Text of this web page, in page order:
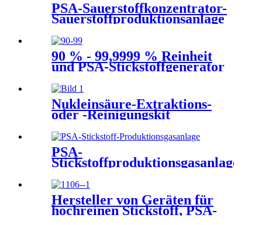
PSA-Sauerstoffkonzentrator-
Sauerstoffproduktionsanlage
Zertifizierungen
90 % - 99,9999 % Reinheit
und PSA-Stickstoffgenerator
Nukleinsäure-Extraktions-
oder -Reinigungskit
PSA-
Stickstoffproduktionsgasanlage
Stickstoffgeneratorausrüstung
Psa-Stickstoffmaschine
Hersteller von Geräten für
hochreinen Stickstoff, PSA-